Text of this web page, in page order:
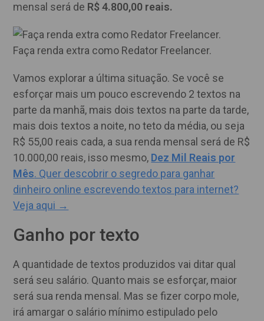
mensal será de R$ 4.800,00 reais.
Faça renda extra como Redator Freelancer.
Vamos explorar a última situação. Se você se
esforçar mais um pouco escrevendo 2 textos na
parte da manhã, mais dois textos na parte da tarde,
mais dois textos a noite, no teto da média, ou seja
R$ 55,00 reais cada, a sua renda mensal será de R$
10.000,00 reais, isso mesmo, Dez Mil Reais por
Mês. Quer descobrir o segredo para ganhar
dinheiro online escrevendo textos para internet?
Veja aqui →
Ganho por texto
A quantidade de textos produzidos vai ditar qual
será seu salário. Quanto mais se esforçar, maior
será sua renda mensal. Mas se fizer corpo mole,
irá amargar o salário mínimo estipulado pelo